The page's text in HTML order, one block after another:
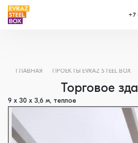
+7
ГЛАВНАЯ ПРОЕКТЫ EVRAZ STEEL BOX
Торговое
9 х 30 х 3,6 м, теплое